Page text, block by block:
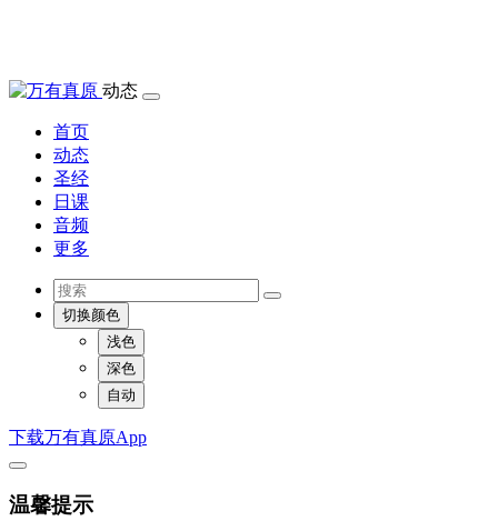
动态
首页
动态
圣经
日课
音频
更多
切换颜色
浅色
深色
自动
下载万有真原App
温馨提示